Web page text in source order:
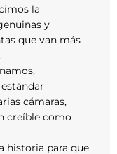
la
y
que van más
cámaras,
creíble como
historia para que